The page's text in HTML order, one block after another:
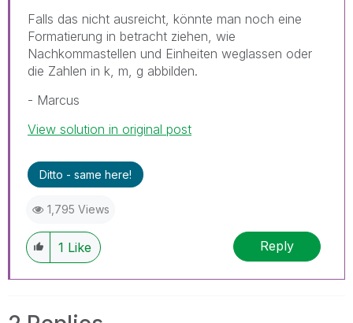
Falls das nicht ausreicht, könnte man noch eine
Formatierung in betracht ziehen, wie
Nachkommastellen und Einheiten weglassen oder
die Zahlen in k, m, g abbilden.
- Marcus
View solution in original post
Ditto - same here!
1,795 Views
1 Like Reply